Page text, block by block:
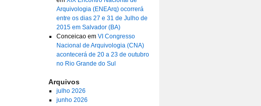
Arquivologia (ENEArq) ocorrerá
entre os dias 27 e 31 de Julho de
2015 em Salvador (BA)
Conceicaoem VI Congresso
Nacional de Arquivologia (CNA)
acontecerá de 20 a 23 de outubro
no Rio Grande do Sul
Arquivos
julho 2026
junho 2026